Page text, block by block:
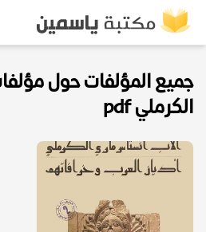
جميع المؤلفات حول
الكرملي pdf